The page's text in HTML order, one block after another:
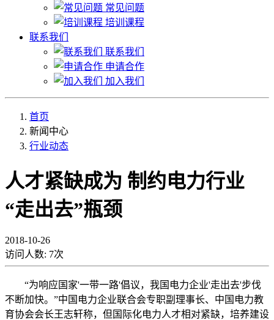
常见问题
培训课程
联系我们
联系我们
申请合作
加入我们
首页
新闻中心
行业动态
人才紧缺成为 制约电力行业
“走出去”瓶颈
2018-10-26
访问人数: 7次
“为响应国家'一带一路'倡议，我国电力企业'走出去'步伐
不断加快。”中国电力企业联合会专职副理事长、中国电力教
育协会会长王志轩称，但国际化电力人才相对紧缺，培养建设